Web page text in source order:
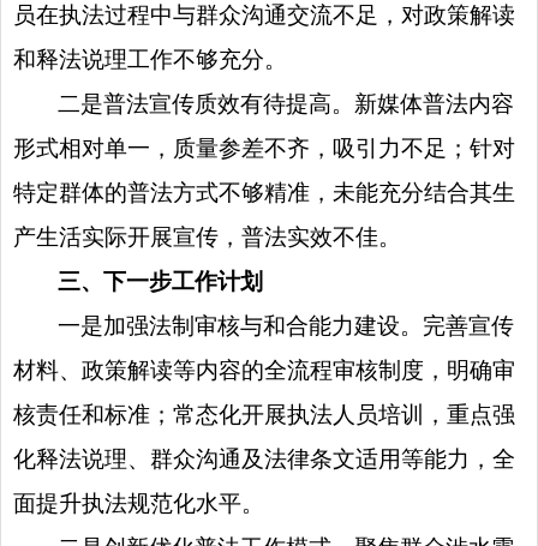
员在执法过程中与群众沟通交流不足，对政策解读
和释法说理工作不够充分。
二是普法宣传质效有待提高。新媒体普法内容
形式相对单一，质量参差不齐，吸引力不足；针对
特定群体的普法方式不够精准，未能充分结合其生
产生活实际开展宣传，普法实效不佳。
三、下一步工作计划
一是加强法制审核与和合能力建设。完善宣传
材料、政策解读等内容的全流程审核制度，明确审
核责任和标准；常态化开展执法人员培训，重点强
化释法说理、群众沟通及法律条文适用等能力，全
面提升执法规范化水平。